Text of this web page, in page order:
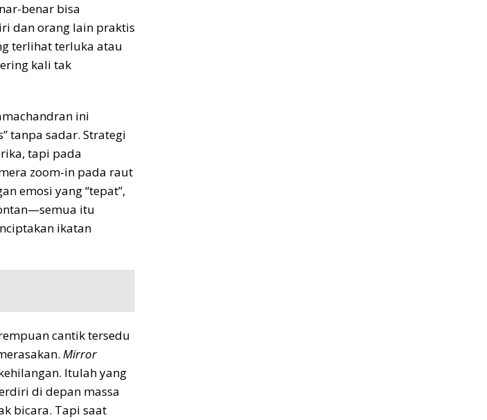
benar bisa
dan orang lain praktis
terlihat terluka atau
kali tak
ini
tanpa sadar. Strategi
tapi pada
zoom-in pada raut
emosi yang “tepat”,
itu
ikatan
cantik tersedu
Mirror
Itulah yang
di depan massa
bicara. Tapi saat